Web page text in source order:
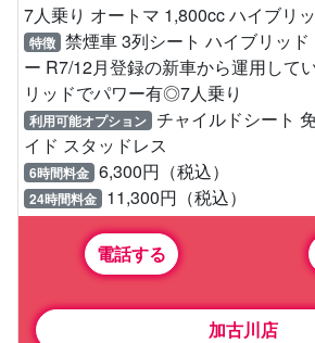
7人乗り オートマ 1,800cc ハイブリ
特徴 禁煙車 3列シート ハイブリッ
ー R7/12月登録の新車から運用して
リッドでパワー有◎7人乗り
利用可能オプション チャイルドシート
イド スタッドレス
6時間料金 6,300円（税込）
24時間料金 11,300円（税込）
電話する
加古川店